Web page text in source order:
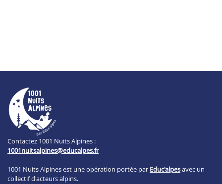
Contactez 1001 Nuits Alpines :
1001nuitsalpines@educalpes.fr
1001 Nuits Alpines est une opération portée par Educ'alpesavec un
collectif d'acteurs alpins.